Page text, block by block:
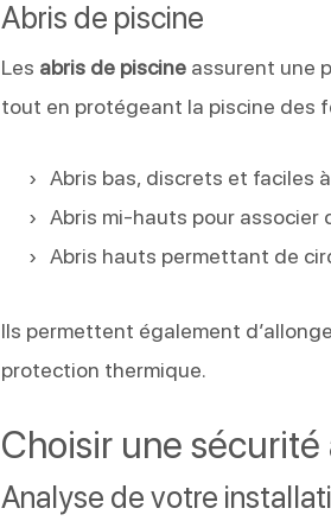
Abris de piscine
Les abris de piscine assurent une
tout en protégeant la piscine des
Abris bas, discrets et faciles
Abris mi-hauts pour
Abris hauts permettant de
Ils permettent également
protection thermique.
Choisir une
Analyse de votre